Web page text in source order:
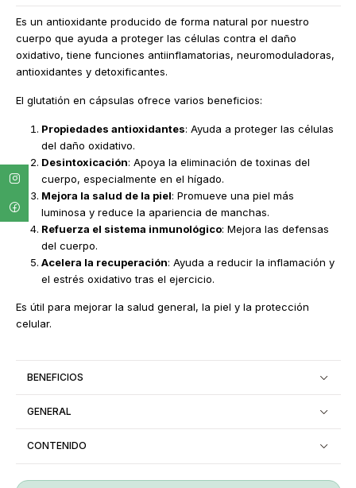
Es un antioxidante producido de forma natural por nuestro
cuerpo que ayuda a proteger las células contra el daño
oxidativo, tiene funciones antiinflamatorias, neuromoduladoras,
antioxidantes y detoxificantes.
El glutatión en cápsulas ofrece varios beneficios:
Propiedades antioxidantes: Ayuda a proteger las células
del daño oxidativo.
Desintoxicación: Apoya la eliminación de toxinas del
cuerpo, especialmente en el hígado.
Mejora la salud de la piel: Promueve una piel más
luminosa y reduce la apariencia de manchas.
Refuerza el sistema inmunológico: Mejora las defensas
del cuerpo.
Acelera la recuperación: Ayuda a reducir la inflamación y
el estrés oxidativo tras el ejercicio.
Es útil para mejorar la salud general, la piel y la protección
celular.
BENEFICIOS
GENERAL
CONTENIDO